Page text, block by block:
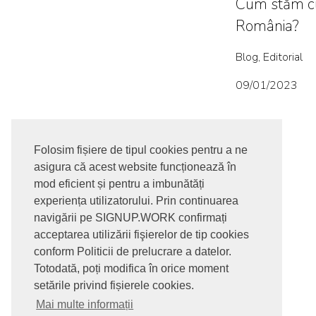
Folosim fișiere de tipul cookies pentru a ne
asigura că acest website funcționează în
mod eficient și pentru a imbunătăți
experiența utilizatorului. Prin continuarea
navigării pe SIGNUP.WORK confirmați
acceptarea utilizării fişierelor de tip cookies
conform Politicii de prelucrare a datelor.
Totodată, poți modifica în orice moment
setările privind fișierele cookies.
Mai multe informații
Cum stăm
România?
Blog, Editorial
09/01/2023